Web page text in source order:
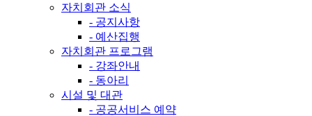
자치회관 소식
- 공지사항
- 예산집행
자치회관 프로그램
- 강좌안내
- 동아리
시설 및 대관
- 공공서비스 예약